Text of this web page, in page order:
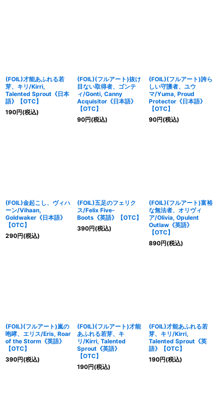
(FOIL)才能あふれる若
芽、キリ/Kirri,
Talented Sprout《日本
語》【OTC】
190円(税込)
(FOIL)(フルアート)抜け
目ない取得者、ゴンテ
ィ/Gonti, Canny
Acquisitor《日本語》
【OTC】
90円(税込)
(FOIL)(フルアート)誇ら
しい守護者、ユウ
マ/Yuma, Proud
Protector《日本語》
【OTC】
90円(税込)
(FOIL)金起こし、ヴィハ
ーン/Vihaan,
Goldwaker《日本語》
【OTC】
290円(税込)
(FOIL)五足のフェリク
ス/Felix Five-
Boots《英語》【OTC】
390円(税込)
(FOIL)(フルアート)富裕
な無法者、オリヴィ
ア/Olivia, Opulent
Outlaw《英語》
【OTC】
890円(税込)
(FOIL)(フルアート)嵐の
咆哮、エリス/Eris, Roar
of the Storm《英語》
【OTC】
390円(税込)
(FOIL)(フルアート)才能
あふれる若芽、キ
リ/Kirri, Talented
Sprout《英語》
【OTC】
190円(税込)
(FOIL)才能あふれる若
芽、キリ/Kirri,
Talented Sprout《英
語》【OTC】
190円(税込)